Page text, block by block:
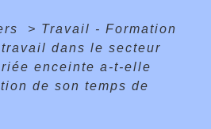
> Travail - Formation
dans le secteur
enceinte a-t-elle
de son temps de